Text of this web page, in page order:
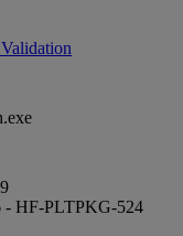
- HF-PLTPKG-524